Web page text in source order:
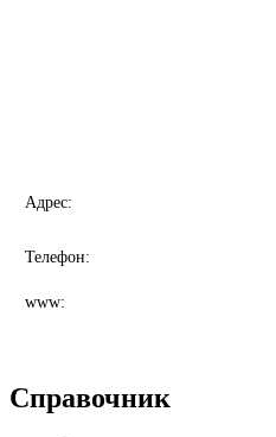
Адрес:
Телефон:
www:
Справочник